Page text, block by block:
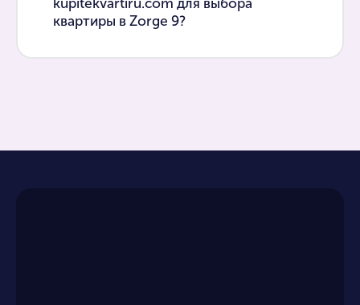
kupitekvartiru.com для выбора
квартиры в Zorge 9?